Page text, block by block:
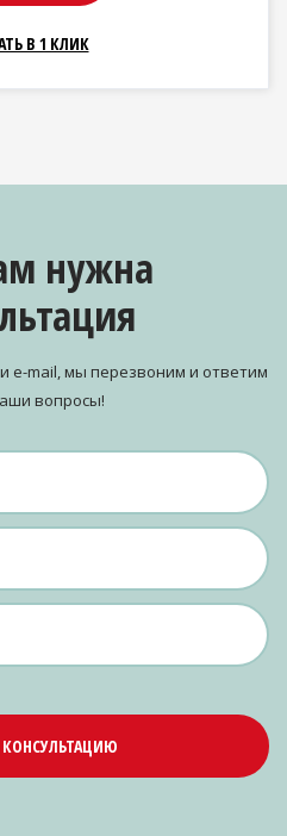
В 1 КЛИК
нужна
e-mail, мы перезвоним и ответим
вопросы!